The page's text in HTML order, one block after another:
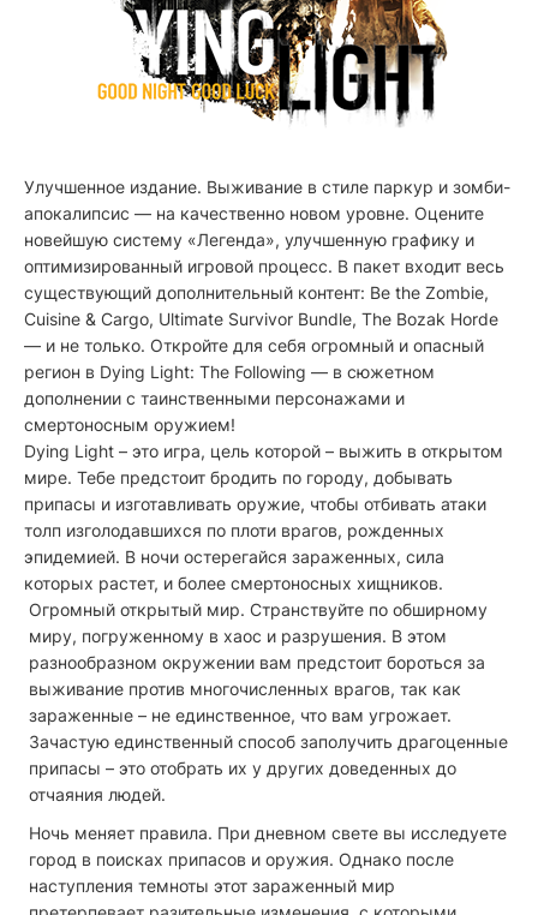
Улучшенное издание. Выживание в стиле паркур и зомби-
апокалипсис — на качественно новом уровне. Оцените
новейшую систему «Легенда», улучшенную графику и
оптимизированный игровой процесс. В пакет входит весь
существующий дополнительный контент: Be the Zombie,
Cuisine & Cargo, Ultimate Survivor Bundle, The Bozak Horde
— и не только. Откройте для себя огромный и опасный
регион в Dying Light: The Following — в сюжетном
дополнении с таинственными персонажами и
смертоносным оружием!
Dying Light – это игра, цель которой – выжить в открытом
мире. Тебе предстоит бродить по городу, добывать
припасы и изготавливать оружие, чтобы отбивать атаки
толп изголодавшихся по плоти врагов, рожденных
эпидемией. В ночи остерегайся зараженных, сила
которых растет, и более смертоносных хищников.
Огромный открытый мир. Странствуйте по обширному
миру, погруженному в хаос и разрушения. В этом
разнообразном окружении вам предстоит бороться за
выживание против многочисленных врагов, так как
зараженные – не единственное, что вам угрожает.
Зачастую единственный способ заполучить драгоценные
припасы – это отобрать их у других доведенных до
отчаяния людей.
Ночь меняет правила. При дневном свете вы исследуете
город в поисках припасов и оружия. Однако после
наступления темноты этот зараженный мир